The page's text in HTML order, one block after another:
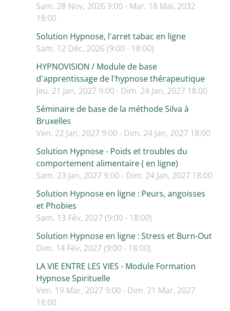
Sam. 28 Nov, 2026 9:00 - Mar. 18 Mai, 2032
18:00
Solution Hypnose, l'arret tabac en ligne
Sam. 12 Déc, 2026 (9:00 - 18:00)
HYPNOVISION / Module de base
d'apprentissage de l'hypnose thérapeutique
Jeu. 21 Jan, 2027 9:00 - Dim. 24 Jan, 2027 18:00
Séminaire de base de la méthode Silva à
Bruxelles
Ven. 22 Jan, 2027 9:00 - Dim. 24 Jan, 2027 18:00
Solution Hypnose - Poids et troubles du
comportement alimentaire ( en ligne)
Sam. 23 Jan, 2027 9:00 - Dim. 24 Jan, 2027 18:00
Solution Hypnose en ligne : Peurs, angoisses
et Phobies
Sam. 13 Fév, 2027 (9:00 - 18:00)
Solution Hypnose en ligne : Stress et Burn-Out
Dim. 14 Fév, 2027 (9:00 - 18:00)
LA VIE ENTRE LES VIES - Module Formation
Hypnose Spirituelle
Ven. 19 Mar, 2027 9:00 - Dim. 21 Mar, 2027
18:00